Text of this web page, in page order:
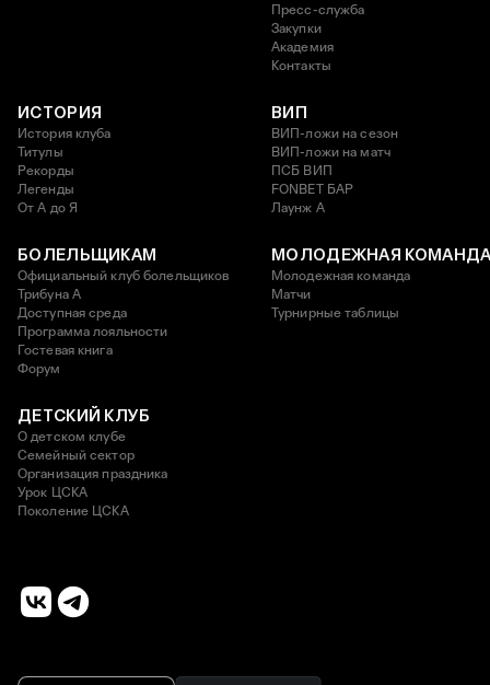
Пресс-служба
Закупки
Академия
Контакты
ИСТОРИЯ
История клуба
Титулы
Рекорды
Легенды
От А до Я
ВИП
ВИП-ложи на сезон
ВИП-ложи на матч
ПСБ ВИП
FONBET БАР
Лаунж A
БОЛЕЛЬЩИКАМ
Официальный клуб болельщиков
Трибуна А
Доступная среда
Программа лояльности
Гостевая книга
Форум
МОЛОДЕЖНАЯ
Молодежная команда
Матчи
Турнирные таблицы
ДЕТСКИЙ КЛУБ
О детском клубе
Семейный сектор
Организация праздника
Урок ЦСКА
Поколение ЦСКА